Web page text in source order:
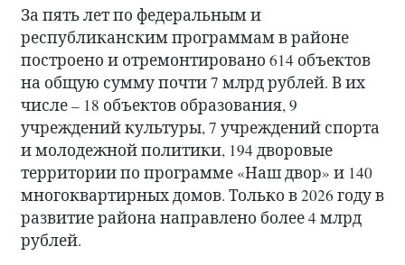
За пять лет по федеральным и
республиканским программам в районе
построено и отремонтировано 614 объектов
на общую сумму почти 7 млрд рублей. В их
числе – 18 объектов образования, 9
учреждений культуры, 7 учреждений спорта
и молодежной политики, 194 дворовые
территории по программе «Наш двор» и 140
многоквартирных домов. Только в 2026 году в
развитие района направлено более 4 млрд
рублей.